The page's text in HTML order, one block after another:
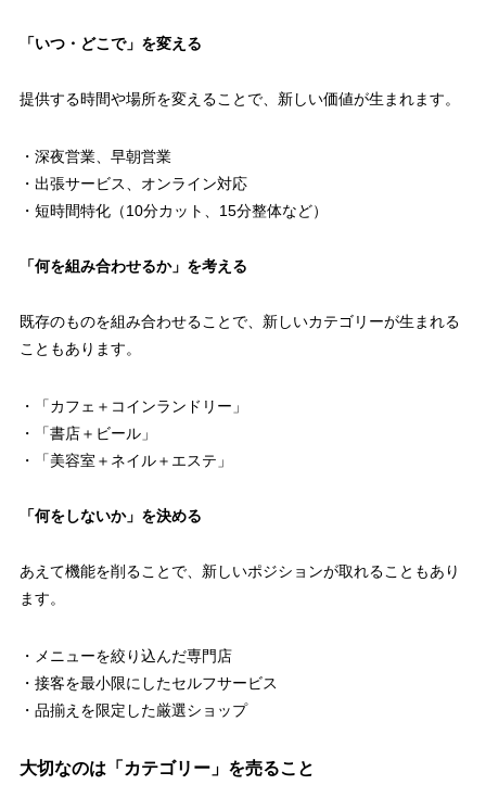
「いつ・どこで」を変える
提供する時間や場所を変えることで、新しい価値が生まれます。
・深夜営業、早朝営業
・出張サービス、オンライン対応
・短時間特化（10分カット、15分整体など）
「何を組み合わせるか」を考える
既存のものを組み合わせることで、新しいカテゴリーが生まれる
こともあります。
・「カフェ＋コインランドリー」
・「書店＋ビール」
・「美容室＋ネイル＋エステ」
「何をしないか」を決める
あえて機能を削ることで、新しいポジションが取れることもあり
ます。
・メニューを絞り込んだ専門店
・接客を最小限にしたセルフサービス
・品揃えを限定した厳選ショップ
大切なのは「カテゴリー」を売ること